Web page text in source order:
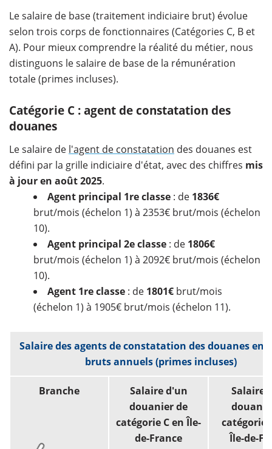
Le salaire de base (traitement indiciaire brut) évolue
selon trois corps de fonctionnaires (Catégories C, B et
A). Pour mieux comprendre la réalité du métier, nous
distinguons le salaire de base de la rémunération
totale (primes incluses).
Catégorie C : agent de constatation des
douanes
Le salaire de l'agent de constatation des douanes est
défini par la grille indiciaire d'état, avec des chiffres mis
à jour en août 2025.
Agent principal 1re classe : de 1836€
brut/mois (échelon 1) à 2353€ brut/mois (échelon
10).
Agent principal 2e classe : de 1806€
brut/mois (échelon 1) à 2092€ brut/mois (échelon
10).
Agent 1re classe : de 1801€ brut/mois
(échelon 1) à 1905€ brut/mois (échelon 11).
Salaire des agents de constatation des douanes en
bruts annuels (primes incluses)
Branche
Salaire d'un
douanier de
catégorie C en Île-
de-France
Salaire
catégorie
Île-de-